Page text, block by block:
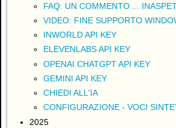
FAQ: UN COMMENTO ...
VIDEO: FINE SUPPORTO
INWORLD API KEY
ELEVENLABS API KEY
OPENAI CHATGPT API KEY
GEMINI API KEY
CHIEDI ALL'IA
CONFIGURAZIONE - VOCI
2025